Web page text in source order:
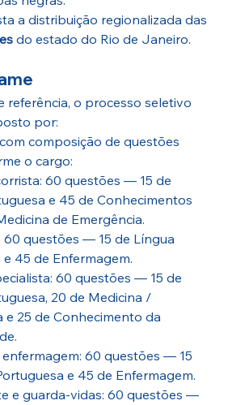
a distribuição regionalizada das
do estado do Rio de Janeiro.
referência, o processo seletivo
por:
composição de questões
o cargo:
60 questões — 15 de
e 45 de Conhecimentos
de Emergência.
60 questões — 15 de Língua
e 45 de Enfermagem.
60 questões — 15 de
20 de Medicina /
e 25 de Conhecimento da
enfermagem: 60 questões — 15
e 45 de Enfermagem.
e guarda-vidas: 60 questões —